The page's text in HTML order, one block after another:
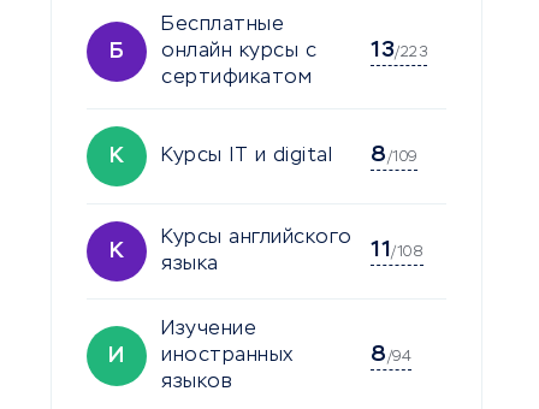
Б
Бесплатные
онлайн курсы с
сертификатом
13/223
К Курсы IT и digital 8/109
К
Курсы английского
языка
11 /108
И
Изучение
иностранных
языков
8/94